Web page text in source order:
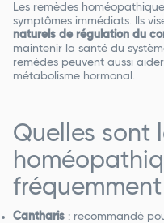
Les remèdes
symptômes immédiats. Ils
naturels de régulation du
maintenir la santé du
remèdes peuvent aussi
métabolisme hormonal.
Quelles sont
Cantharis : recommandé